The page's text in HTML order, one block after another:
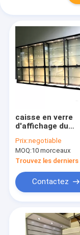
caisse en verre
d'affichage du
le magasin 15KG
couche
Prix:negotiable
MOQ:10 morceaux
Trouvez les derniers
Contactez